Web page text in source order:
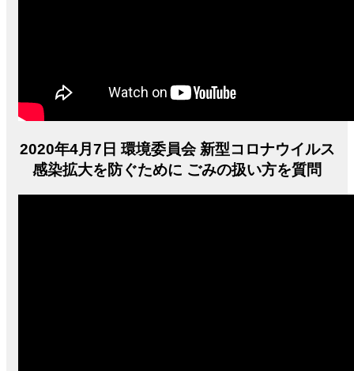
2020年4月7日 環境委員会 新型コロナウイルス
感染拡大を防ぐために ごみの扱い方を質問